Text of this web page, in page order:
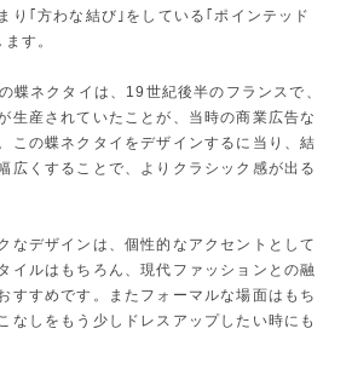
り｢方わな結び｣をしている｢ポインテッド
す。
蝶ネクタイは、19世紀後半のフランスで、
生産されていたことが、当時の商業広告な
この蝶ネクタイをデザインするに当り、結
広くすることで、よりクラシック感が出る
なデザインは、個性的なアクセントとして
イルはもちろん、現代ファッションとの融
すすめです。またフォーマルな場面はもち
なしをもう少しドレスアップしたい時にも